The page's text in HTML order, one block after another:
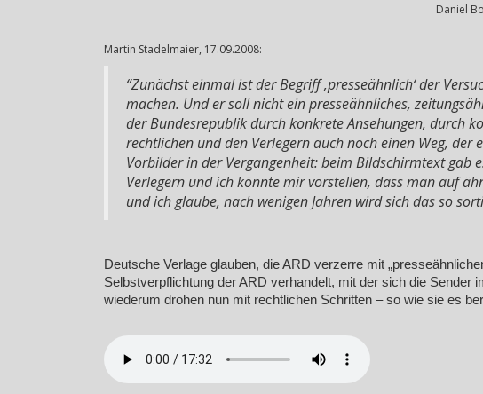
Daniel
Martin Stadelmaier, 17.09.2008:
“Zunächst einmal ist der Begriff ‚presseähnlich‘ der
machen. Und er soll nicht ein presseähnliches,
der Bundesrepublik durch konkrete Ansehungen, durch
rechtlichen und den Verlegern auch noch einen Weg,
Vorbilder in der Vergangenheit: beim Bildschirmtext gab
Verlegern und ich könnte mir vorstellen, dass man auf
und ich glaube, nach wenigen Jahren wird sich das so
Deutsche Verlage glauben, die ARD verzerre mit
Selbstverpflichtung der ARD verhandelt, mit der sich die Sender
wiederum drohen nun mit rechtlichen Schritten – so wie sie es